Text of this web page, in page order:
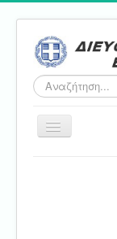
Αναζήτηση...
Εναλλαγή